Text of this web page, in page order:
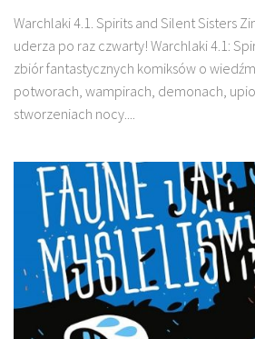
Warchlaki 4.1. Spirits and Silent Sisters
uderza po raz czwarty! Warchlaki 4.1:
zbiór fantastycznych komiksów o
potworach, wampirach, demonach,
stworzeniach nocy....